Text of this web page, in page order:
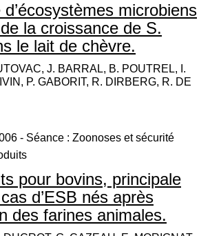
microbiens
la croissance de S.
le lait de chèvre.
J. BARRAL, B. POUTREL, I.
P. GABORIT, R. DIRBERG, R. DE
- Séance : Zoonoses et sécurité
pour bovins, principale
d’ESB nés après
des farines animales.